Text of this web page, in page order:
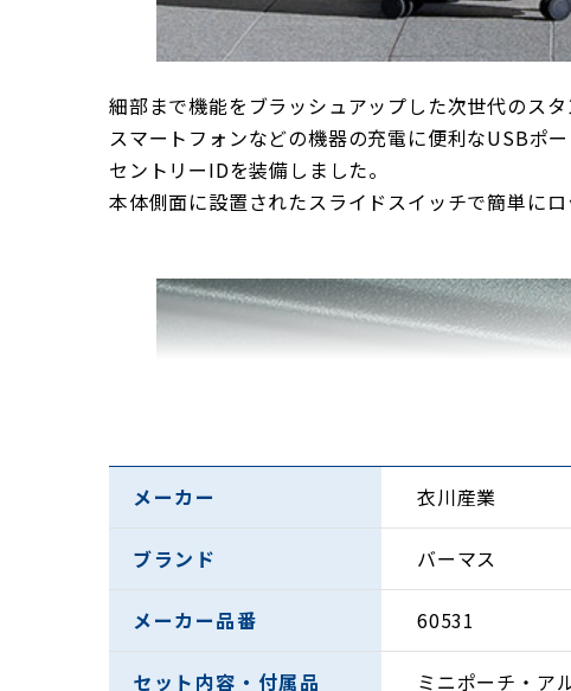
細部まで機能をブラッシュアップした次世代のスタ
スマートフォンなどの機器の充電に便利なUSBポ
セントリーIDを装備しました。
本体側面に設置されたスライドスイッチで簡単に
メーカー 衣川産業
ブランド バーマス
メーカー品番 60531
セット内容・付属品 ミニポーチ・ア